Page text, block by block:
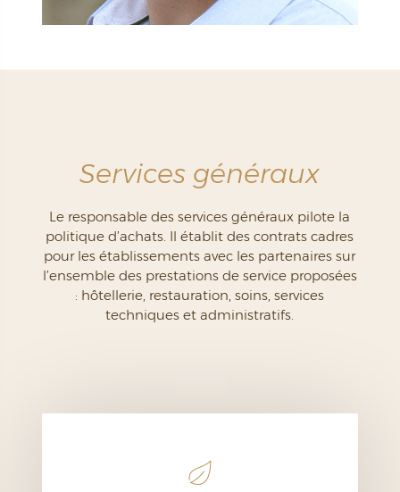
Services généraux
Le responsable des services généraux pilote la
politique d’achats. Il établit des contrats cadres
pour les établissements avec les partenaires sur
l’ensemble des prestations de service proposées
: hôtellerie, restauration, soins, services
techniques et administratifs.